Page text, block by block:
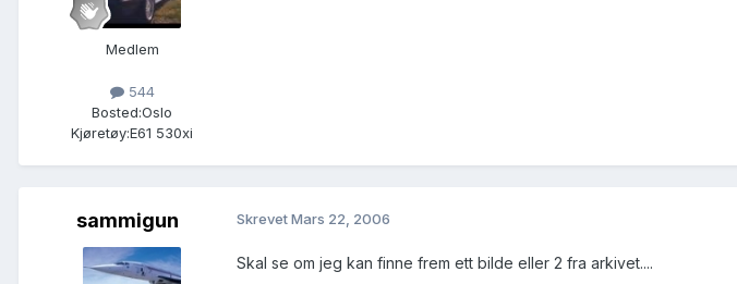
Medlem
544
Bosted:Oslo
Kjøretøy:E61 530xi
sammigun SkrevetMars 22, 2006
Skal se om jeg kan finne frem ett bilde eller 2 fra arkivet....